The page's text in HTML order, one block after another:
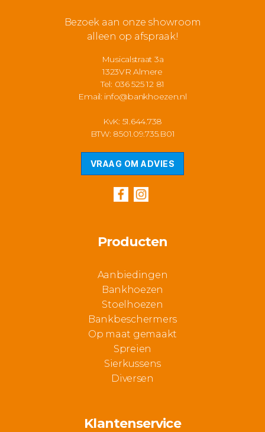
Bezoek aan onze showroom
alleen op afspraak!
Musicalstraat 3a
1323VR Almere
Tel: 036 525 12 81
Email: info@bankhoezen.nl
KvK: 51.644.738
BTW: 8501.09.735.B01
VRAAG OM ADVIES
Producten
Aanbiedingen
Bankhoezen
Stoelhoezen
Bankbeschermers
Op maat gemaakt
Spreien
Sierkussens
Diversen
Klantenservice